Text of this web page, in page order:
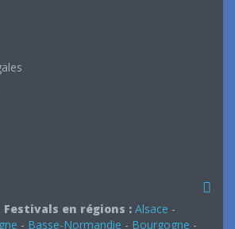
Festivals en régions : Alsace -
- Basse-Normandie - Bourgogne -